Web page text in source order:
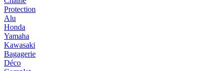
Protection
Alu
Honda
Yamaha
Kawasaki
Bagagerie
Déco